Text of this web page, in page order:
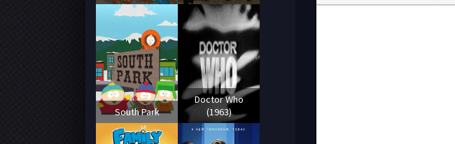
Bold Italic Underline
South Park
Doctor Who
(1963)